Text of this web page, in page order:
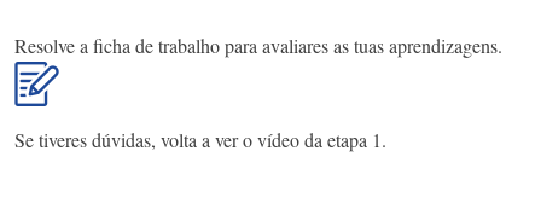
Resolve a ficha de trabalho para avaliares as tuas aprendizagens.
Se tiveres dúvidas, volta a ver o vídeo da etapa 1.